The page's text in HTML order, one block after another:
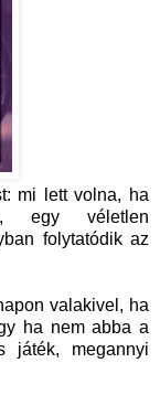
mi lett volna, ha
egy véletlen
folytatódik az
valakivel, ha
ha nem abba a
játék, megannyi